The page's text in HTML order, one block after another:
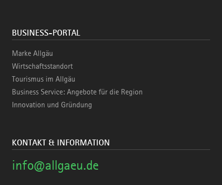
BUSINESS-PORTAL
Marke Allgäu
Wirtschaftsstandort
Tourismus im Allgäu
Business Service: Angebote für die Region
Innovation und Gründung
KONTAKT & INFORMATION
info@allgaeu.de